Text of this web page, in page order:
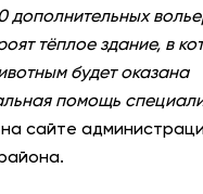
Вход / Регистрация
дополнительных
тёплое здание, в
будет оказана
помощь
сайте